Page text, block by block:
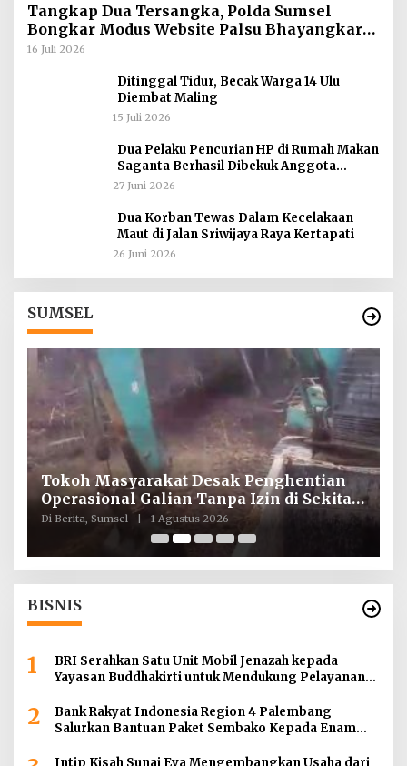
Tangkap Dua Tersangka, Polda Sumsel
Bongkar Modus Website Palsu Bhayangkara
Run
16 Juli 2026
Ditinggal Tidur, Becak Warga 14 Ulu
Diembat Maling
15 Juli 2026
Dua Pelaku Pencurian HP di Rumah Makan
Saganta Berhasil Dibekuk Anggota
Polsekta SU II Palembang !!
27 Juni 2026
Dua Korban Tewas Dalam Kecelakaan
Maut di Jalan Sriwijaya Raya Kertapati
26 Juni 2026
SUMSEL
Tokoh Masyarakat Desak Penghentian
Operasional Galian Tanpa Izin di Sekitar
Jembatan Sei Siarak, Desa Tanah Abang
Di Berita, Sumsel | 1 Agustus 2026
BISNIS
1
BRI Serahkan Satu Unit Mobil Jenazah kepada
Yayasan Buddhakirti untuk Mendukung Pelayanan
2
Bank Rakyat Indonesia Region 4 Palembang
Salurkan Bantuan Paket Sembako Kepada Enam
Intip Kisah Sunai Eva Mengembangkan Usaha dari